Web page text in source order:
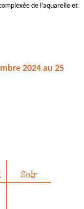
de l’aquarelle et
2024 au 25
Soir